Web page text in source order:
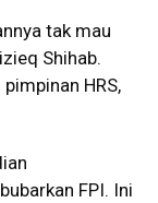
tak mau
Shihab.
HRS,
FPI. Ini